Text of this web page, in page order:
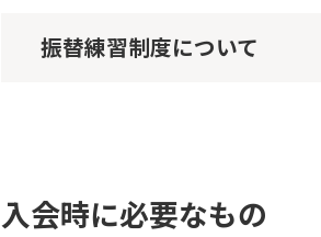
振替練習制度について
入会時に必要なもの